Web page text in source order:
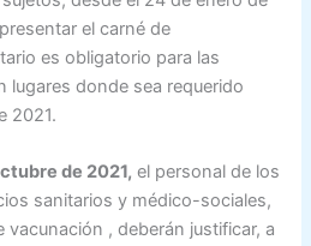
el carné de
es obligatorio para las
lugares donde sea requerido
2021.
de 2021, el personal de los
sanitarios y médico-sociales,
vacunación , deberán justificar, a